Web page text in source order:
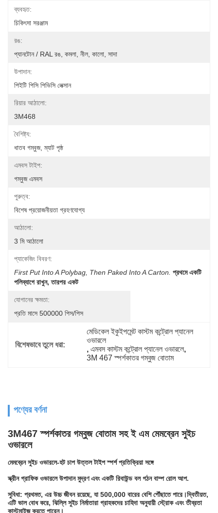
ব্যবহৃত:
চিকিৎসা সরঞ্জাম
রঙ:
প্যানটোন / RAL রঙ, কমলা, নীল, কালো, সাদা
উপাদান:
পিইটি পিসি পিভিসি লেক্সান
রিয়ার আঠালো:
3M468
বৈশিষ্ট্য:
ধাতব গম্বুজ, ম্যাট পৃষ্ঠ
এমবস টাইপ:
গম্বুজ এমবস
পুরুত্ব:
বিশেষ প্রয়োজনীয়তা গ্রহণযোগ্য
আঠালো:
3 মি আঠালো
প্যাকেজিং বিবরণ:
First Put Into A Polybag, Then Paked Into A Carton. প্রথমে একটি
পলিব্যাগে রাখুন, তারপর একট
যোগানের ক্ষমতা:
প্রতি মাসে 500000 পিস/পিস
বিশেষভাবে তুলে ধরা:
মেডিকেল ইকুইপমেন্ট কাস্টম কন্ট্রোল প্যানেল
ওভারলে
, এমবস কাস্টম কন্ট্রোল প্যানেল ওভারলে,
3M 467 স্পর্শকাতর গম্বুজ বোতাম
পণ্যের বর্ণনা
3M467 স্পর্শকাতর গম্বুজ বোতাম সহ ই এম মেমব্রেন সুইচ
ওভারলে
মেমব্রেন সুইচ ওভারলে-হট চাপ উত্তল টাইপ স্পর্শ প্রতিক্রিয়া সঙ্গে
স্ক্রীন গ্রাফিক ওভারলে উপাদান মুদ্রণ এবং একটি রিবাউন্ড বল গঠন বাম্প রোল আপ.
সুবিধা: প্রথমত, এর উচ্চ জীবন রয়েছে, যা 500,000 বারের বেশি পৌঁছাতে পারে।দ্বিতীয়ত,
এটি ভাল বোধ করে, ঝিল্লি সুইচ নির্মাতারা গ্রাহকদের চাহিদা অনুযায়ী স্ট্রোক এবং তীব্রতা
কাস্টমাইজ করতে পারেন।